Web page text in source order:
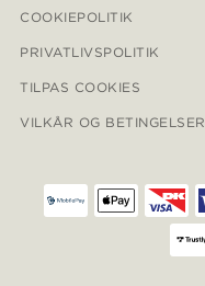
COOKIEPOLITIK
PRIVATLIVSPOLITIK
TILPAS COOKIES
VILKÅR OG BETINGELSER